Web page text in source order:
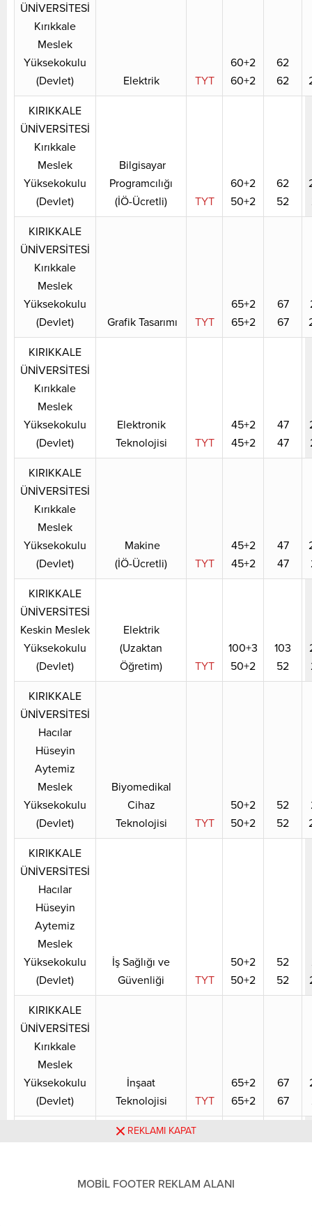
ÜNİVERSİTESİ
Kırıkkale
Meslek
Yüksekokulu
(Devlet)
Elektrik TYT
60+2
60+2
62
62
KIRIKKALE
ÜNİVERSİTESİ
Kırıkkale
Meslek
Yüksekokulu
(Devlet)
Bilgisayar
Programcılığı
(İÖ-Ücretli)
TYT
60+2
50+2
62
52
KIRIKKALE
ÜNİVERSİTESİ
Kırıkkale
Meslek
Yüksekokulu
(Devlet)
Grafik Tasarımı TYT
65+2
65+2
67
67
KIRIKKALE
ÜNİVERSİTESİ
Kırıkkale
Meslek
Yüksekokulu
(Devlet)
Elektronik
Teknolojisi
TYT
45+2
45+2
47
47
KIRIKKALE
ÜNİVERSİTESİ
Kırıkkale
Meslek
Yüksekokulu
(Devlet)
Makine
(İÖ-Ücretli)
TYT
45+2
45+2
47
47
KIRIKKALE
ÜNİVERSİTESİ
Keskin Meslek
Yüksekokulu
(Devlet)
Elektrik
(Uzaktan
Öğretim)
TYT
100+3
50+2
103
52
KIRIKKALE
ÜNİVERSİTESİ
Hacılar
Hüseyin
Aytemiz
Meslek
Yüksekokulu
(Devlet)
Biyomedikal
Cihaz
Teknolojisi
TYT
50+2
50+2
52
52
KIRIKKALE
ÜNİVERSİTESİ
Hacılar
Hüseyin
Aytemiz
Meslek
Yüksekokulu
(Devlet)
İş Sağlığı ve
Güvenliği
TYT
50+2
50+2
52
52
KIRIKKALE
ÜNİVERSİTESİ
Kırıkkale
Meslek
Yüksekokulu
(Devlet)
İnşaat
Teknolojisi
TYT
65+2
65+2
67
67
REKLAMI KAPAT
MOBİL FOOTER REKLAM ALANI